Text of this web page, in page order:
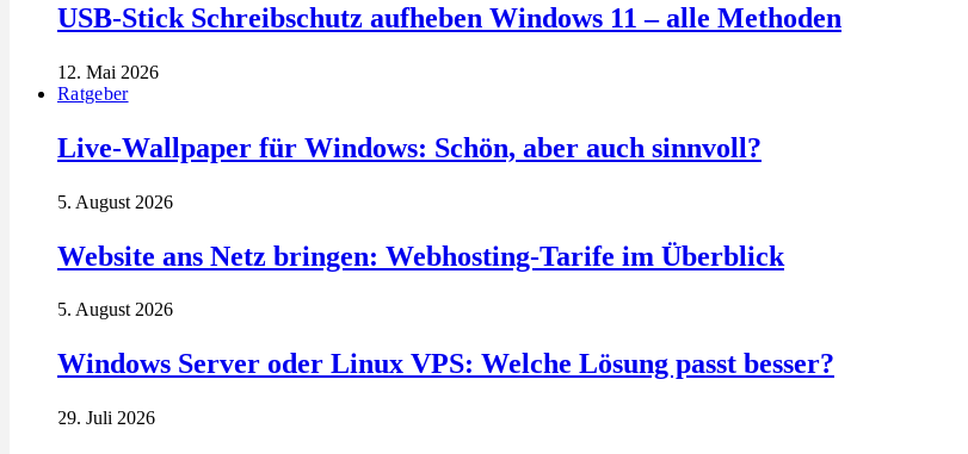
USB-Stick Schreibschutz aufheben Windows 11 – alle Methoden
12. Mai 2026
Ratgeber
Live-Wallpaper für Windows: Schön, aber auch sinnvoll?
5. August 2026
Website ans Netz bringen: Webhosting-Tarife im Überblick
5. August 2026
Windows Server oder Linux VPS: Welche Lösung passt besser?
29. Juli 2026